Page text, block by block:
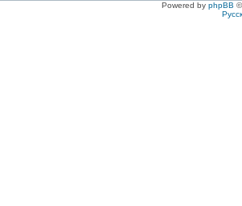
Powered by phpBB